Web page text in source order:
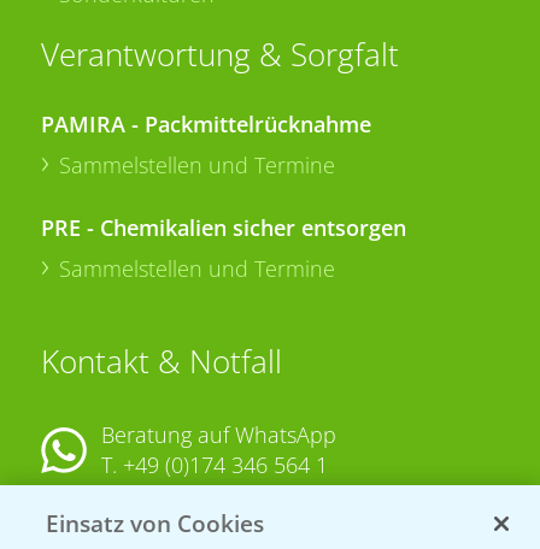
Verantwortung & Sorgfalt
PAMIRA - Packmittelrücknahme
Sammelstellen und Termine
PRE - Chemikalien sicher entsorgen
Sammelstellen und Termine
Kontakt & Notfall
Beratung auf WhatsApp
T. +49 (0)174 346 564 1
KONTAKT
Einsatz von Cookies